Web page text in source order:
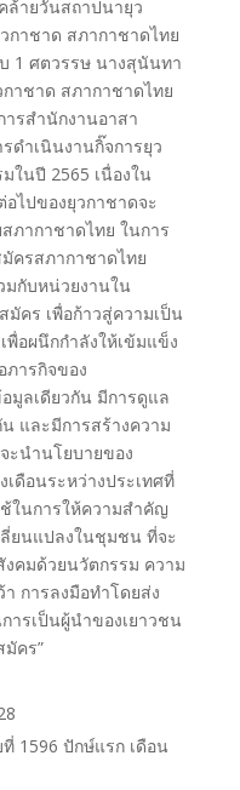
ล้ายวันสถาปนายุว
กาชาด สภากาชาดไทย
1 ศตวรรษ นางสุนันทา
าชาด สภากาชาดไทย
รสำนักงานอาสา
ดำเนินงานกิ๊จการยุว
ในปี 2565 เนื่องใน
อไปของยุวกาชาดจะ
ภากาชาดไทย ในการ
ครสภากาชาดไทย
มกับหน่วยงานใน
คร เพื่อก้าวสู่ความเป็น
พื่อผนึกกำลังให้เข้มแข็ง
ารกิจของ
มูลเดียวกัน มีการดูแล
และมีการสร้างความ
ะนำนโยบายของ
ดือนระหว่างประเทศที่
ในการให้ความสำคัญ
ยนแปลงในชุมชน ที่จะ
คมด้วยนวัตกรรม ความ
การลงมือทำโดยส่ง
ารเป็นผู้นำของเยาวชน
คร”
1596 ปักษ์แรก เดือน